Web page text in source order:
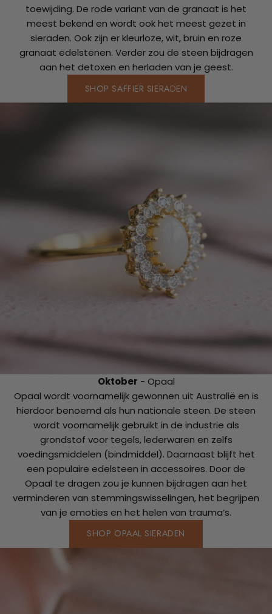
toewijding. De rode variant van de granaat is het
meest bekend en wordt ook het meest gezet in
sieraden. Ook zijn er kleurloze, wit, bruin en roze
granaat edelstenen. Verder zou de steen bijdragen
aan het detoxen en herladen van je geest.
SHOP SAFFIER SIERADEN
Oktober - Opaal
Opaal wordt voornamelijk gewonnen uit Australië en is
hierdoor benoemd als hun nationale steen. De steen
wordt voornamelijk gebruikt in de industrie als
grondstof voor tegels, lederwaren en zelfs
voedingsmiddelen (bindmiddel). Daarnaast blijft het
een populaire edelsteen in accessoires. Door de
Opaal te dragen zou je kunnen bijdragen aan het
verminderen van stemmingswisselingen, het begrijpen
van je emoties en het helen van trauma’s.
SHOP OPAAL SIERADEN